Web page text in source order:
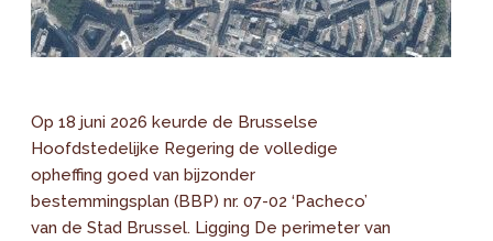
Op 18 juni 2026 keurde de Brusselse
Hoofdstedelijke Regering de volledige
opheffing goed van bijzonder
bestemmingsplan (BBP) nr. 07-02 ‘Pacheco’
van de Stad Brussel. Ligging De perimeter van